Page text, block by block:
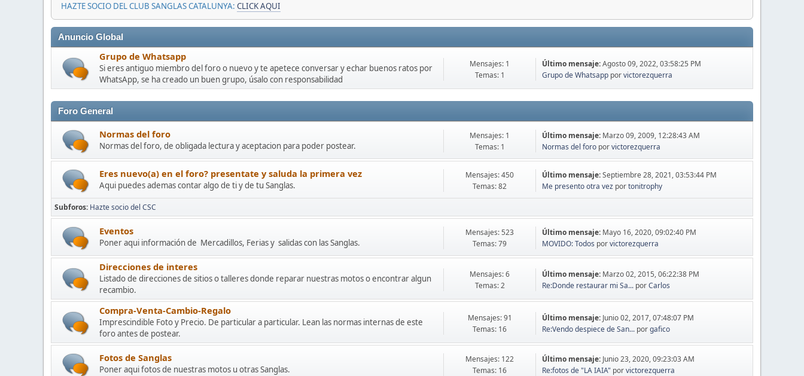
HAZTE SOCIO DEL CLUB SANGLAS CATALUNYA: CLICK AQUI
Anuncio Global
Grupo de Whatsapp
Si eres antiguo miembro del foro o nuevo y te apetece conversar y echar buenos ratos por
WhatsApp, se ha creado un buen grupo, úsalo con responsabilidad
Mensajes: 1
Temas: 1
Último mensaje:Agosto 09, 2022, 03:58:25 PM
Grupo de Whatsapp porvictorezquerra
Foro General
Normas del foro
Normas del foro, de obligada lectura y aceptacion para poder postear.
Mensajes: 1
Temas: 1
Último mensaje: Marzo 09, 2009, 12:28:43 AM
Normas del foro porvictorezquerra
Eres nuevo(a) en el foro? presentate y saluda la primera vez
Aqui puedes ademas contar algo de ti y de tu Sanglas.
Mensajes: 450
Temas: 82
Último mensaje:Septiembre 28, 2021, 03:53:44 PM
Me presento otra vez portonitrophy
Subforos Hazte socio del CSC
Eventos
Poner aqui información de Mercadillos, Ferias y salidas con las Sanglas.
Mensajes: 523
Temas: 79
Último mensaje: Mayo 16, 2020, 09:02:40 PM
MOVIDO: Todos porvictorezquerra
Direcciones de interes
Listado de direcciones de sitios o talleres donde reparar nuestras motos o encontrar algun
recambio.
Mensajes: 6
Temas: 2
Último mensaje: Marzo 02, 2015, 06:22:38 PM
Re:Donde restaurar mi Sa... porCarlos
Compra-Venta-Cambio-Regalo
Imprescindible Foto y Precio. De particular a particular. Lean las normas internas de este
foro antes de postear.
Mensajes: 91
Temas: 16
Último mensaje: Junio 02, 2017, 07:48:07 PM
Re:Vendo despiece de San... porgafico
Fotos de Sanglas
Poner aqui fotos de nuestras motos u otras Sanglas.
Mensajes: 122
Temas: 16
Último mensaje: Junio 23, 2020, 09:23:03 AM
Re:fotos de "LA IAIA" porvictorezquerra